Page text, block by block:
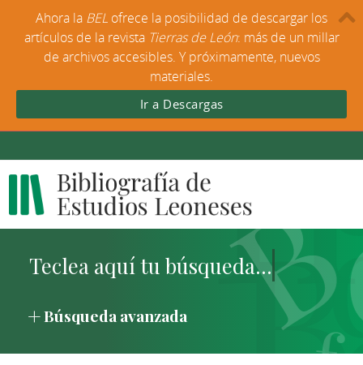
Búsqueda avanzada
Ahora la BEL ofrece la posibilidad de descargar los
artículos de la revista Tierras de León: más de un millar
de archivos accesibles. Y próximamente, nuevos
materiales.
Ir a Descargas